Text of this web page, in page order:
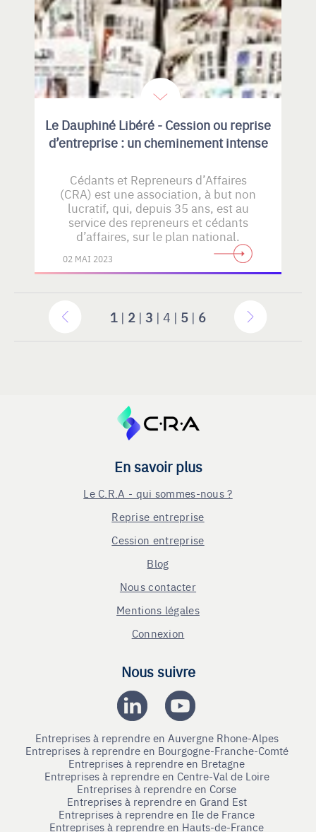
Le Dauphiné Libéré - Cession ou reprise
d’entreprise : un cheminement intense
Cédants et Repreneurs d’Affaires
(CRA) est une association, à but non
lucratif, qui, depuis 35 ans, est au
service des repreneurs et cédants
d’affaires, sur le plan national.
02 MAI 2023
1 | 2 | 3 | 4 | 5 | 6
En savoir plus
Le C.R.A - qui sommes-nous ?
Reprise entreprise
Cession entreprise
Blog
Nous contacter
Mentions légales
Connexion
Nous suivre
Entreprises à reprendre en Auvergne Rhone-Alpes
Entreprises à reprendre en Bourgogne-Franche-Comté
Entreprises à reprendre en Bretagne
Entreprises à reprendre en Centre-Val de Loire
Entreprises à reprendre en Corse
Entreprises à reprendre en Grand Est
Entreprises à reprendre en Ile de France
Entreprises à reprendre en Hauts-de-France